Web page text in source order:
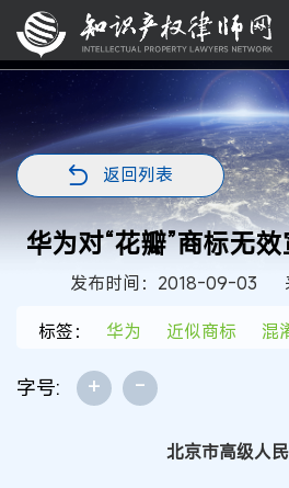
返回列表
华为对“花瓣”商标无
发布时间：2018-09-03
标签：
华为 近似商标 混
字号: + -
北京市高级人